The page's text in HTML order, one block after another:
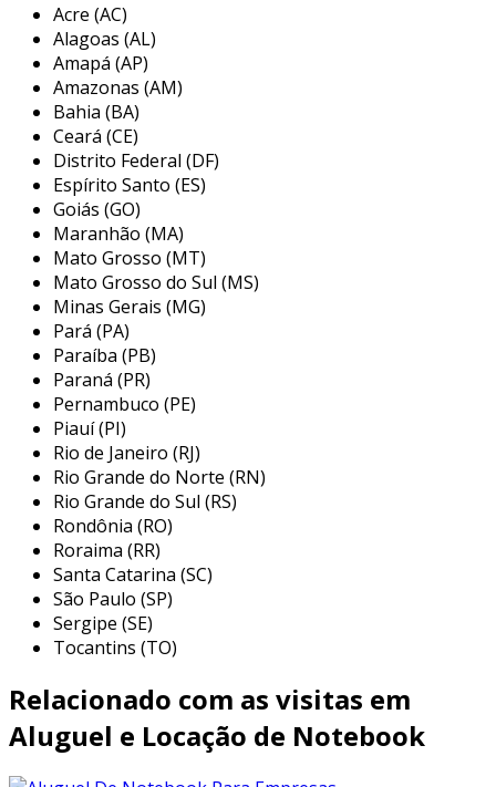
as empresas de locação oferecem diversas
opções de notebooks que atendem a diferentes
necessidades, variando de modelos básicos
para uso em tarefas simples até equipamentos
de alta performance destinados a atividades
mais exigentes, como design gráfico e edição de
vídeos. assim, é possível escolher o dispositivo
ideal conforme o tipo de trabalho e o
orçamento disponível.
principais fatores que influenciam o
preço do aluguel de notebook em sp
o preço do aluguel de notebook pode variar
consideravelmente de acordo com diversos
fatores. um dos principais aspectos a serem
considerados é a configuração do equipamento.
notebooks com recursos mais avançados e
processamento mais potente tendem a ter um
custo de aluguel mais elevado. outra questão
importante é o tempo de locação: aluguéis de
longo prazo geralmente oferecem condições
mais vantajosas, como descontos progressivos.
além disso, outros fatores que podem impactar
o preço incluem:
marca e modelo:equipamentos de
marcas reconhecidas e modelos recentes
costumam ter um valor de aluguel mais
Acre (AC)
Alagoas (AL)
Amapá (AP)
Amazonas (AM)
Bahia (BA)
Ceará (CE)
Distrito Federal (DF)
Espírito Santo (ES)
Goiás (GO)
Maranhão (MA)
Mato Grosso (MT)
Mato Grosso do Sul (MS)
Minas Gerais (MG)
Pará (PA)
Paraíba (PB)
Paraná (PR)
Pernambuco (PE)
Piauí (PI)
Rio de Janeiro (RJ)
Rio Grande do Norte (RN)
Rio Grande do Sul (RS)
Rondônia (RO)
Roraima (RR)
Santa Catarina (SC)
São Paulo (SP)
Sergipe (SE)
Tocantins (TO)
Relacionado com as visitas em
Aluguel e Locação de Notebook